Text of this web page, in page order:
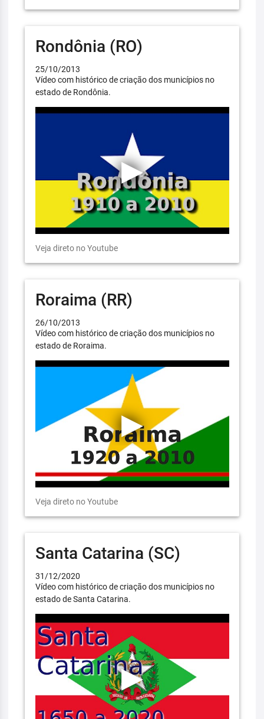
Rondônia (RO)
25/10/2013
Vídeo com histórico de criação dos municípios no
estado de Rondônia.
Veja direto no Youtube
Roraima (RR)
26/10/2013
Vídeo com histórico de criação dos municípios no
estado de Roraima.
Veja direto no Youtube
Santa Catarina (SC)
31/12/2020
Vídeo com histórico de criação dos municípios no
estado de Santa Catarina.